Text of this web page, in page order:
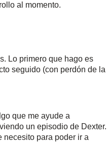
al momento.
Lo primero que hago es
seguido (con perdón de la
que me ayude a
un episodio de Dexter.
necesito para poder ir a